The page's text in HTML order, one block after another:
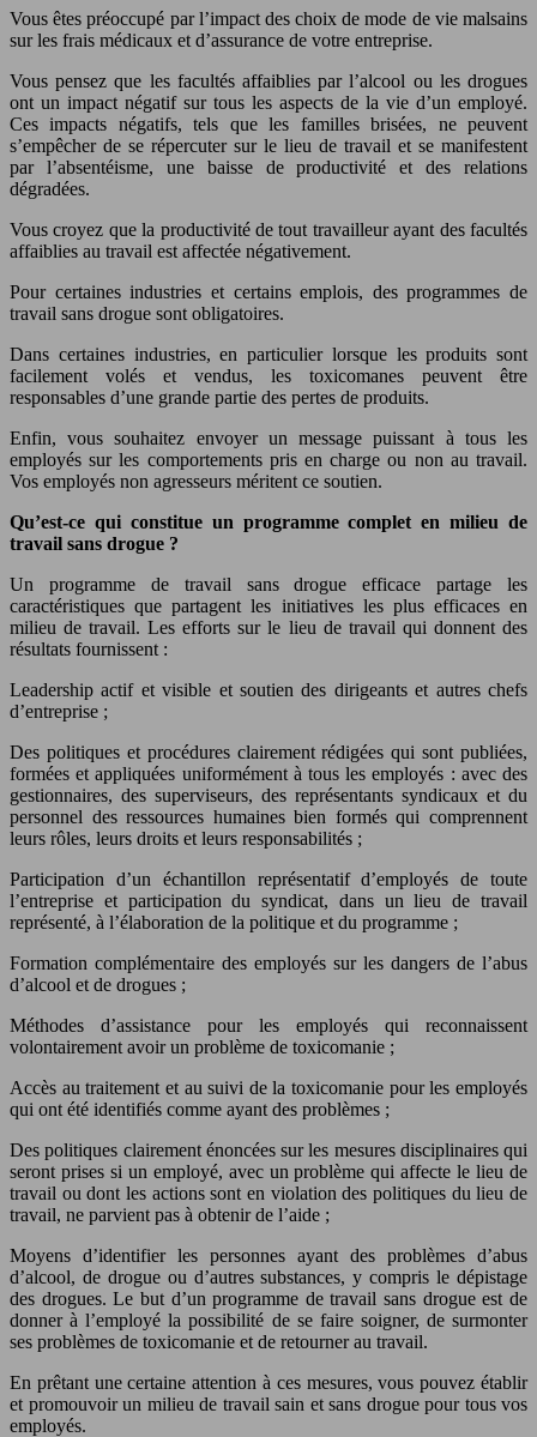
Vous êtes préoccupé par l’impact des choix de mode de vie malsains
sur les frais médicaux et d’assurance de votre entreprise.
Vous pensez que les facultés affaiblies par l’alcool ou les drogues
ont un impact négatif sur tous les aspects de la vie d’un employé.
Ces impacts négatifs, tels que les familles brisées, ne peuvent
s’empêcher de se répercuter sur le lieu de travail et se manifestent
par l’absentéisme, une baisse de productivité et des relations
dégradées.
Vous croyez que la productivité de tout travailleur ayant des facultés
affaiblies au travail est affectée négativement.
Pour certaines industries et certains emplois, des programmes de
travail sans drogue sont obligatoires.
Dans certaines industries, en particulier lorsque les produits sont
facilement volés et vendus, les toxicomanes peuvent être
responsables d’une grande partie des pertes de produits.
Enfin, vous souhaitez envoyer un message puissant à tous les
employés sur les comportements pris en charge ou non au travail.
Vos employés non agresseurs méritent ce soutien.
Qu’est-ce qui constitue un programme complet en milieu de
travail sans drogue ?
Un programme de travail sans drogue efficace partage les
caractéristiques que partagent les initiatives les plus efficaces en
milieu de travail. Les efforts sur le lieu de travail qui donnent des
résultats fournissent :
Leadership actif et visible et soutien des dirigeants et autres chefs
d’entreprise ;
Des politiques et procédures clairement rédigées qui sont publiées,
formées et appliquées uniformément à tous les employés : avec des
gestionnaires, des superviseurs, des représentants syndicaux et du
personnel des ressources humaines bien formés qui comprennent
leurs rôles, leurs droits et leurs responsabilités ;
Participation d’un échantillon représentatif d’employés de toute
l’entreprise et participation du syndicat, dans un lieu de travail
représenté, à l’élaboration de la politique et du programme ;
Formation complémentaire des employés sur les dangers de l’abus
d’alcool et de drogues ;
Méthodes d’assistance pour les employés qui reconnaissent
volontairement avoir un problème de toxicomanie ;
Accès au traitement et au suivi de la toxicomanie pour les employés
qui ont été identifiés comme ayant des problèmes ;
Des politiques clairement énoncées sur les mesures disciplinaires qui
seront prises si un employé, avec un problème qui affecte le lieu de
travail ou dont les actions sont en violation des politiques du lieu de
travail, ne parvient pas à obtenir de l’aide ;
Moyens d’identifier les personnes ayant des problèmes d’abus
d’alcool, de drogue ou d’autres substances, y compris le dépistage
des drogues. Le but d’un programme de travail sans drogue est de
donner à l’employé la possibilité de se faire soigner, de surmonter
ses problèmes de toxicomanie et de retourner au travail.
En prêtant une certaine attention à ces mesures, vous pouvez établir
et promouvoir un milieu de travail sain et sans drogue pour tous vos
employés.